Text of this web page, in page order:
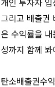
개인 투자자
그리고 배출권
은 수익률을
성까지 함께
탄소배출권수